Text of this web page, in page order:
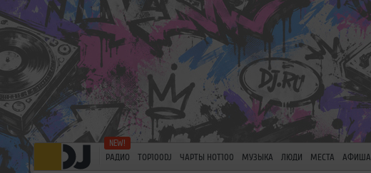
РАДИО TOP100DJ ЧАРТЫ HOT100 МУЗЫКА ЛЮДИ МЕСТА АФИША